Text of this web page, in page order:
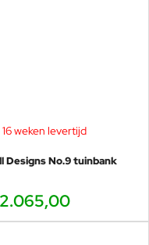
weken levertijd
Designs No.9 tuinbank